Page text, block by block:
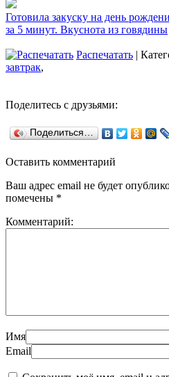
Готовила закуску на день
за 5 минут. Вкуснота из говядины
Распечатать |
завтрак,
Поделитесь с друзьями:
Поделиться…
Оставить комментарий
Ваш адрес email не будет
помечены *
Комментарий:
Имя
Email